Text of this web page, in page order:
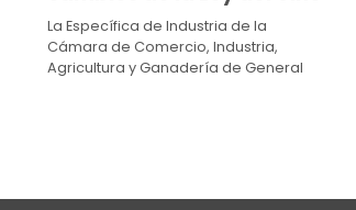
La Específica de Industria de la
Cámara de Comercio, Industria,
Agricultura y Ganadería de General